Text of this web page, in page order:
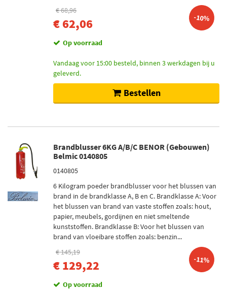
€ 68,96
€ 62,06 -10%
Op voorraad
Vandaag voor 15:00 besteld, binnen 3 werkdagen bij u
geleverd.
Bestellen
Brandblusser 6KG A/B/C BENOR (Gebouwen)
Belmic 0140805
0140805
6 Kilogram poeder brandblusser voor het blussen van
brand in de brandklasse A, B en C. Brandklasse A: Voor
het blussen van brand van vaste stoffen zoals: hout,
papier, meubels, gordijnen en niet smeltende
kunststoffen. Brandklasse B: Voor het blussen van
brand van vloeibare stoffen zoals: benzin...
€ 145,19
€ 129,22 -11%
Op voorraad